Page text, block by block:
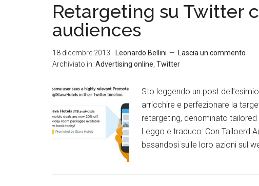
Retargeting su Twitter
audiences
18 dicembre 2013 - Leonardo Bellini
Lascia un commento
Archiviato in: Advertising online Twitter
Sto leggendo un post
arricchire e perfezionare la
retargeting, denominato
Leggo e traduco: Con Tailoerd
basandosi sulle loro azioni sul